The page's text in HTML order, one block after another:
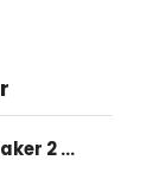
Sacapuntas Maped Shaker 2 Orificios - Bote Con 12